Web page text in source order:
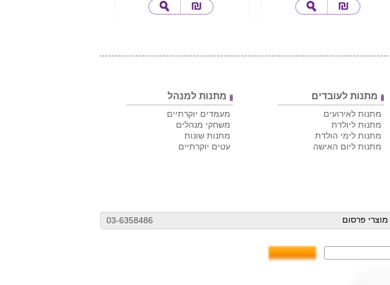
מתנות לעובדים
מתנות לאירועים
מתנות ליולדת
מתנות לימי הולדת
מתנות ליום האישה
מתנות למנהל
מעמדים יוקרתיים
משחקי מנהלים
מתנות שונות
עטים יוקרתיים
03-6358486 מוצרי פרסום